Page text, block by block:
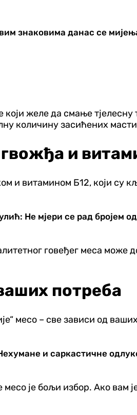
знаковима данас се
који желе да смање
количину засићених
и
и витамином Б12, који су
Не мјери се рад бројем
говеђег меса може
потреба
месо – све зависи од
и саркастичне
је бољи избор. Ако вам